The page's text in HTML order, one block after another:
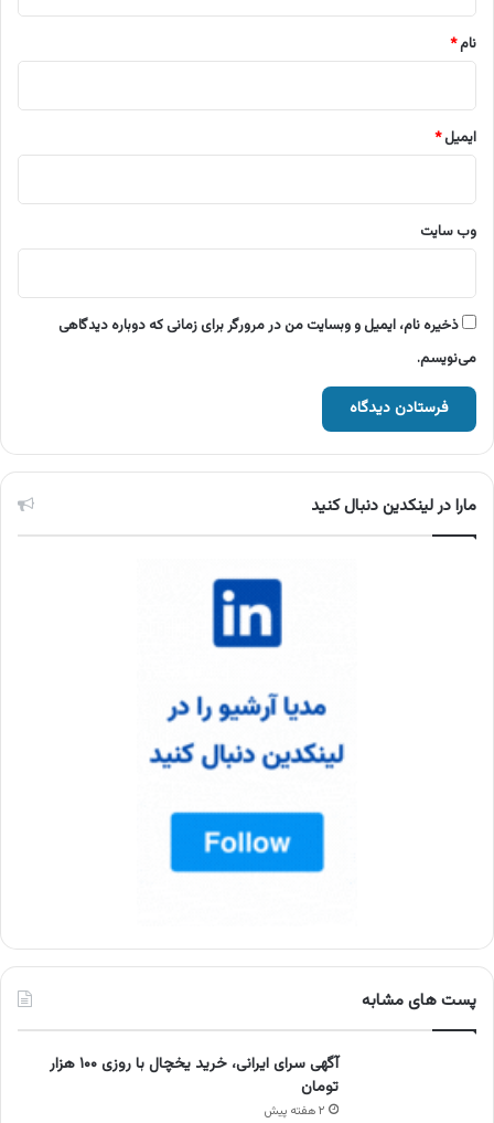
نام*
ایمیل*
وب‌ سایت
ذخیره نام، ایمیل و وبسایت من در مرورگر برای زمانی که دوباره دیدگاهی
می‌نویسم.
مارا در لینکدین دنبال کنید
پست های مشابه
آگهی سرای ایرانی، خرید یخچال با روزی ۱۰۰ هزار
تومان
۲ هفته پیش